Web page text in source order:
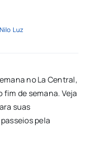
Nilo Luz
no La Central,
fim de semana. Veja
suas
pela